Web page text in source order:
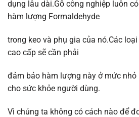
dụng lâu dài.Gỗ công nghiệp luôn
hàm lượng Formaldehyde
trong keo và phụ gia của nó.Các
cao cấp sẽ cần phải
đảm bảo hàm lượng này ở mức
cho sức khỏe người dùng.
Vì chúng ta không có cách nào để